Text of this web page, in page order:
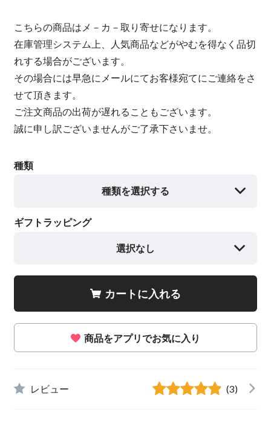
こちらの商品はメ－カ－取り寄せになります。
在庫管理システム上、人気商品などがやむを得なく品切
れする場合がございます。
その場合には早急にメールにてお客様宛てにご連絡をさ
せて頂きます。
ご注文商品の出荷が遅れることもございます。
誠に申し訳ございませんがご了承下さいませ。
種類
種類を選択する
ギフトラッピング
選択なし
カートに入れる
商品をアプリでお気に入り
レビュー (3)